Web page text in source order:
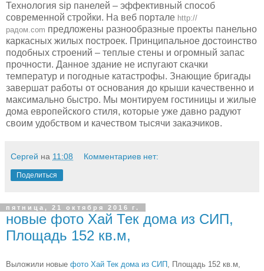
Технология sip панелей – эффективный способ
современной стройки. На веб портале http://
радом.com предложены разнообразные проекты панельно
каркасных жилых построек. Принципальное достоинство
подобных строений – теплые стены и огромный запас
прочности. Данное здание не испугают скачки
температур и погодные катастрофы. Знающие бригады
завершат работы от основания до крыши качественно и
максимально быстро. Мы монтируем гостиницы и жилые
дома европейского стиля, которые уже давно радуют
своим удобством и качеством тысячи заказчиков.
Сергей на 11:08 Комментариев нет:
Поделиться
пятница, 21 октября 2016 г.
новые фото Хай Тек дома из СИП,
Площадь 152 кв.м,
Выложили новые фото Хай Тек дома из СИП , Площадь 152 кв.м,